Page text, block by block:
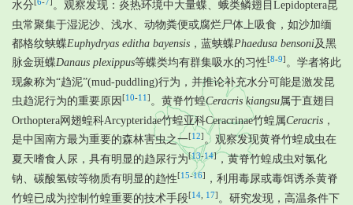
水分[6-7] 。观察发现：炎热环境中大量蝶、蛾类鳞翅目Lepidoptera昆
虫常聚集于湿泥沙、浅水、动物粪便或腐烂尸体上吸食，如沙加缅
都格纹蛱蝶Euphydryas editha bayensis ，蓝蛱蝶Phaedusa bensoni及黑
脉金斑蝶Danaus plexippus等蝶类均有群集吸水的习性[8-9] 。学者将此
现象称为“趋泥”(mud-puddling)行为，并推论补充水分可能是激发昆
虫趋泥行为的重要原因 [10-11 ] 。黄脊竹蝗Ceracris kiangsu属于直翅目
Orthoptera网翅蝗科Arcypteridae竹蝗亚科Ceracrinae竹蝗属Ceracris ，
是中国南方最为重要的森林害虫之一[12] 。观察发现黄脊竹蝗成虫在
夏天嗜食人尿，具有明显的趋尿行为[13-14] ，黄脊竹蝗成虫对氯化
钠、碳酸氢铵等物质有明显的趋性[15-16]
，利用毒尿或毒饵诱杀黄脊
竹蝗已成为控制竹蝗重要的技术手段[14 17] 。研究发现，高温条件下